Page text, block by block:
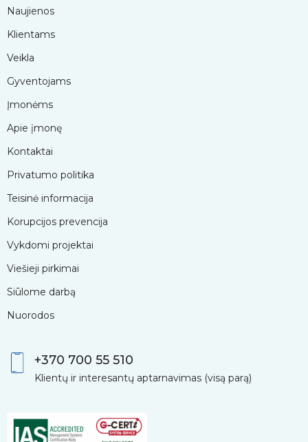
Naujienos
Klientams
Veikla
Gyventojams
Įmonėms
Apie įmonę
Kontaktai
Privatumo politika
Teisinė informacija
Korupcijos prevencija
Vykdomi projektai
Viešieji pirkimai
Siūlome darbą
Nuorodos
+370 700 55 510
Klientų ir interesantų aptarnavimas (visą parą)